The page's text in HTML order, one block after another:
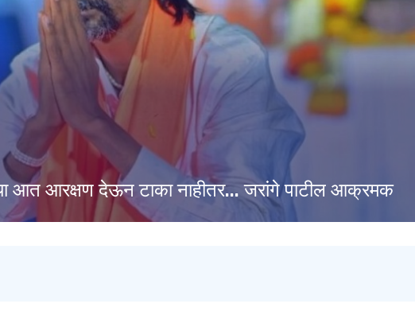
आत आरक्षण देऊन टाका नाहीतर... जरांगे पाटील आक्रमक